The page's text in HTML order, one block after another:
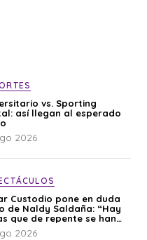
vs. Sporting
así llegan al esperado
2026
Custodio pone en duda
de Naldy Saldaña: “Hay
que de repente se han
2026